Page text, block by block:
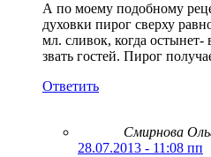
А по моему подобному
духовки пирог сверху
мл. сливок, когда
звать гостей. Пирог
Ответить
Смирнова
28.07.2013 - 11:08 пп